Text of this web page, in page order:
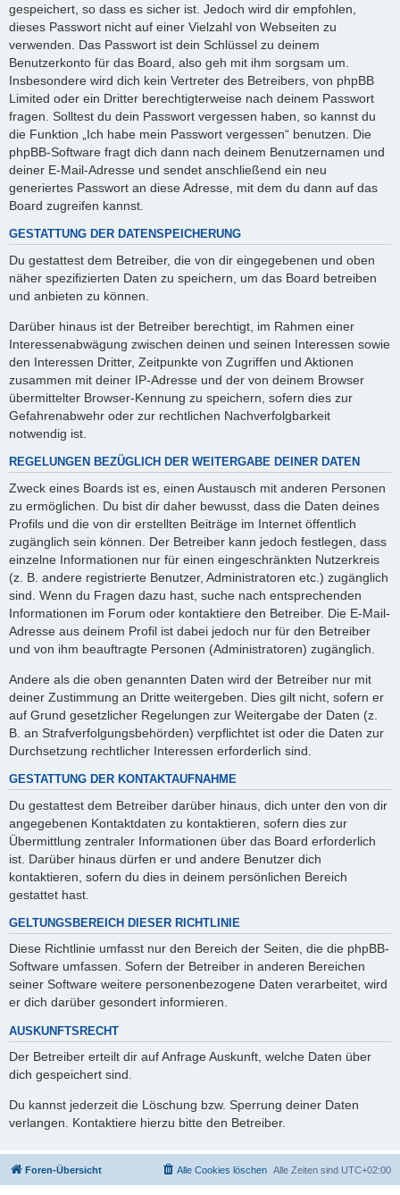
gespeichert, so dass es sicher ist. Jedoch wird dir empfohlen,
dieses Passwort nicht auf einer Vielzahl von Webseiten zu
verwenden. Das Passwort ist dein Schlüssel zu deinem
Benutzerkonto für das Board, also geh mit ihm sorgsam um.
Insbesondere wird dich kein Vertreter des Betreibers, von phpBB
Limited oder ein Dritter berechtigterweise nach deinem Passwort
fragen. Solltest du dein Passwort vergessen haben, so kannst du
die Funktion „Ich habe mein Passwort vergessen“ benutzen. Die
phpBB-Software fragt dich dann nach deinem Benutzernamen und
deiner E-Mail-Adresse und sendet anschließend ein neu
generiertes Passwort an diese Adresse, mit dem du dann auf das
Board zugreifen kannst.
GESTATTUNG DER DATENSPEICHERUNG
Du gestattest dem Betreiber, die von dir eingegebenen und oben
näher spezifizierten Daten zu speichern, um das Board betreiben
und anbieten zu können.
Darüber hinaus ist der Betreiber berechtigt, im Rahmen einer
Interessenabwägung zwischen deinen und seinen Interessen sowie
den Interessen Dritter, Zeitpunkte von Zugriffen und Aktionen
zusammen mit deiner IP-Adresse und der von deinem Browser
übermittelter Browser-Kennung zu speichern, sofern dies zur
Gefahrenabwehr oder zur rechtlichen Nachverfolgbarkeit
notwendig ist.
REGELUNGEN BEZÜGLICH DER WEITERGABE DEINER DATEN
Zweck eines Boards ist es, einen Austausch mit anderen Personen
zu ermöglichen. Du bist dir daher bewusst, dass die Daten deines
Profils und die von dir erstellten Beiträge im Internet öffentlich
zugänglich sein können. Der Betreiber kann jedoch festlegen, dass
einzelne Informationen nur für einen eingeschränkten Nutzerkreis
(z. B. andere registrierte Benutzer, Administratoren etc.) zugänglich
sind. Wenn du Fragen dazu hast, suche nach entsprechenden
Informationen im Forum oder kontaktiere den Betreiber. Die E-Mail-
Adresse aus deinem Profil ist dabei jedoch nur für den Betreiber
und von ihm beauftragte Personen (Administratoren) zugänglich.
Andere als die oben genannten Daten wird der Betreiber nur mit
deiner Zustimmung an Dritte weitergeben. Dies gilt nicht, sofern er
auf Grund gesetzlicher Regelungen zur Weitergabe der Daten (z.
B. an Strafverfolgungsbehörden) verpflichtet ist oder die Daten zur
Durchsetzung rechtlicher Interessen erforderlich sind.
GESTATTUNG DER KONTAKTAUFNAHME
Du gestattest dem Betreiber darüber hinaus, dich unter den von dir
angegebenen Kontaktdaten zu kontaktieren, sofern dies zur
Übermittlung zentraler Informationen über das Board erforderlich
ist. Darüber hinaus dürfen er und andere Benutzer dich
kontaktieren, sofern du dies in deinem persönlichen Bereich
gestattet hast.
GELTUNGSBEREICH DIESER RICHTLINIE
Diese Richtlinie umfasst nur den Bereich der Seiten, die die phpBB-
Software umfassen. Sofern der Betreiber in anderen Bereichen
seiner Software weitere personenbezogene Daten verarbeitet, wird
er dich darüber gesondert informieren.
AUSKUNFTSRECHT
Der Betreiber erteilt dir auf Anfrage Auskunft, welche Daten über
dich gespeichert sind.
Du kannst jederzeit die Löschung bzw. Sperrung deiner Daten
verlangen. Kontaktiere hierzu bitte den Betreiber.
Foren-Übersicht Alle Zeiten sind UTC+02:00
Alle Cookies löschen